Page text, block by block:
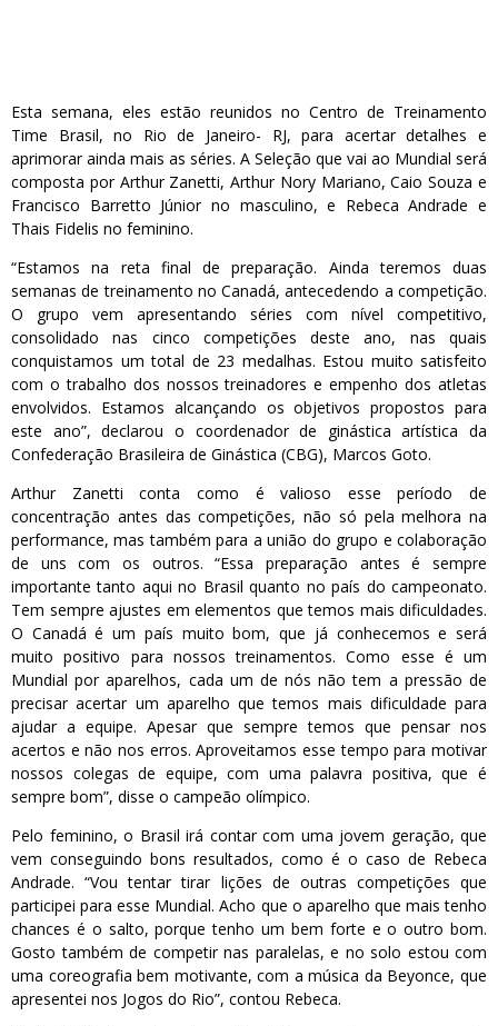
Esta semana, eles estão reunidos no Centro de Treinamento
Time Brasil, no Rio de Janeiro- RJ, para acertar detalhes e
aprimorar ainda mais as séries. A Seleção que vai ao Mundial será
composta por Arthur Zanetti, Arthur Nory Mariano, Caio Souza e
Francisco Barretto Júnior no masculino, e Rebeca Andrade e
Thais Fidelis no feminino.
“Estamos na reta final de preparação. Ainda teremos duas
semanas de treinamento no Canadá, antecedendo a competição.
O grupo vem apresentando séries com nível competitivo,
consolidado nas cinco competições deste ano, nas quais
conquistamos um total de 23 medalhas. Estou muito satisfeito
com o trabalho dos nossos treinadores e empenho dos atletas
envolvidos. Estamos alcançando os objetivos propostos para
este ano”, declarou o coordenador de ginástica artística da
Confederação Brasileira de Ginástica (CBG), Marcos Goto.
Arthur Zanetti conta como é valioso esse período de
concentração antes das competições, não só pela melhora na
performance, mas também para a união do grupo e colaboração
de uns com os outros. “Essa preparação antes é sempre
importante tanto aqui no Brasil quanto no país do campeonato.
Tem sempre ajustes em elementos que temos mais dificuldades.
O Canadá é um país muito bom, que já conhecemos e será
muito positivo para nossos treinamentos. Como esse é um
Mundial por aparelhos, cada um de nós não tem a pressão de
precisar acertar um aparelho que temos mais dificuldade para
ajudar a equipe. Apesar que sempre temos que pensar nos
acertos e não nos erros. Aproveitamos esse tempo para motivar
nossos colegas de equipe, com uma palavra positiva, que é
sempre bom”, disse o campeão olímpico.
Pelo feminino, o Brasil irá contar com uma jovem geração, que
vem conseguindo bons resultados, como é o caso de Rebeca
Andrade. “Vou tentar tirar lições de outras competições que
participei para esse Mundial. Acho que o aparelho que mais tenho
chances é o salto, porque tenho um bem forte e o outro bom.
Gosto também de competir nas paralelas, e no solo estou com
uma coreografia bem motivante, com a música da Beyonce, que
apresentei nos Jogos do Rio”, contou Rebeca.